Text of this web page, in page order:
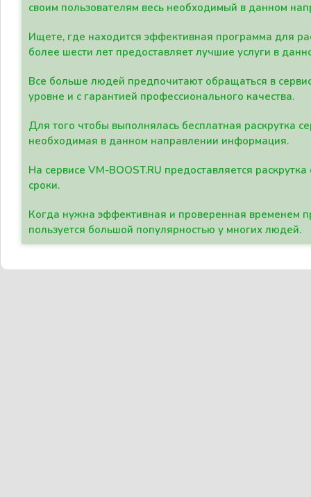
своим пользователям весь необходимый в данном
Ищете, где находится эффективная программа для
более шести лет предоставляет лучшие услуги в
Все больше людей предпочитают обращаться в
уровне и с гарантией профессионального качества.
Для того чтобы выполнялась бесплатная раскрутка
необходимая в данном направлении информация.
На сервисе VM-BOOST.RU предоставляется
сроки.
Когда нужна эффективная и проверенная временем
пользуется большой популярностью у многих людей.